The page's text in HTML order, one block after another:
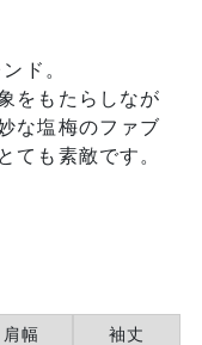
ド。
をもたらしなが
な塩梅のファブ
ても素敵です。
肩幅 袖丈